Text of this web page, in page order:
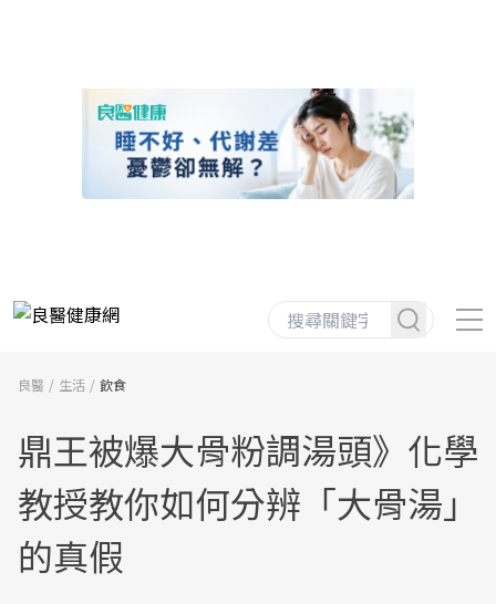
良醫 生活 飲食
鼎王被爆大骨粉調湯頭》化學
教授教你如何分辨「大骨湯」
的真假